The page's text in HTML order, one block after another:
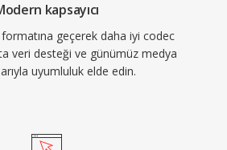
medya arşivleri ile kişisel
hâlâ bulunabilmektedir.
kapsayıcı
geçerek daha iyi codec
veri desteği ve günümüz medya
uyumluluk elde edin.